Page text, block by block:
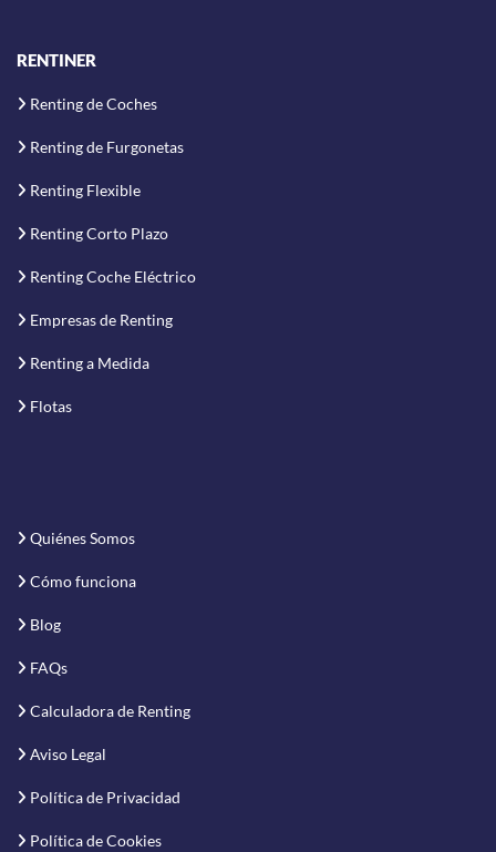
RENTINER
Renting de Coches
Renting de Furgonetas
Renting Flexible
Renting Corto Plazo
Renting Coche Eléctrico
Empresas de Renting
Renting a Medida
Flotas
Quiénes Somos
Cómo funciona
Blog
FAQs
Calculadora de Renting
Aviso Legal
Política de Privacidad
Política de Cookies